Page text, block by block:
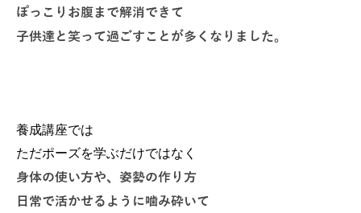
ぽっこりお腹まで解消できて
子供達と笑って過ごすことが多くなりました。
養成講座では
ただポーズを学ぶだけではなく
身体の使い方や、姿勢の作り方
日常で活かせるように噛み砕いて